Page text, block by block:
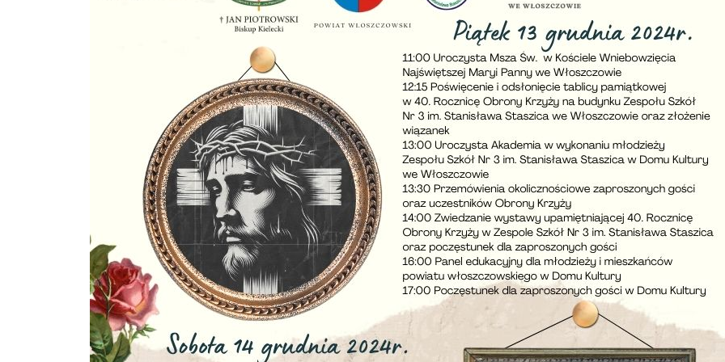
Ustawienia
Szanujemy Twoją prywatność. Możesz zmienić ustawienia cookies lub zaakceptować je
wszystkie. W dowolnym momencie możesz dokonać zmiany swoich ustawień.